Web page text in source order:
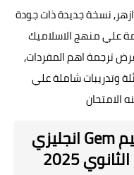
نسخة جديدة ذات جودة
علي منهج الاسلاميك
ترجمة اهم المفردات,
وتدريبات شاملة علي
الامتحان
معلومات ملحق كتاب جيم Gem انجليزي
2025